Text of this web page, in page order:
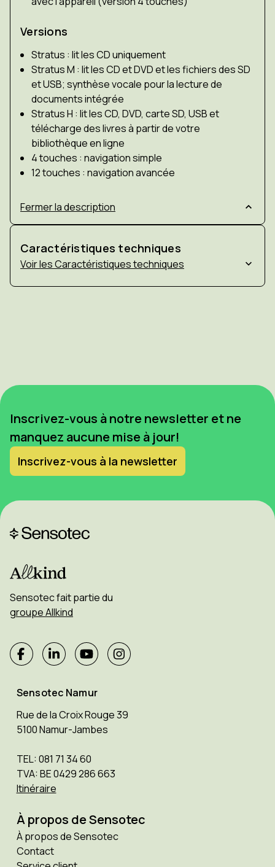
Versions
Stratus : lit les CD uniquement
Stratus M : lit les CD et DVD et les fichiers des SD
et USB; synthèse vocale pour la lecture de
documents intégrée
Stratus H : lit les CD, DVD, carte SD, USB et
télécharge des livres à partir de votre
bibliothèque en ligne
4 touches : navigation simple
12 touches : navigation avancée
Fermer la description
Caractéristiques techniques
Caractéristiques techniques
Inscrivez-vous à notre newsletter et ne
manquez aucune mise à jour!
Inscrivez-vous à la newsletter
Sensotec fait partie du
groupe Allkind
Sensotec Namur
Rue de la Croix Rouge 39
5100 Namur-Jambes
TEL: 081 71 34 60
TVA: BE 0429 286 663
Itinéraire
À propos de Sensotec
À propos de Sensotec
Contact